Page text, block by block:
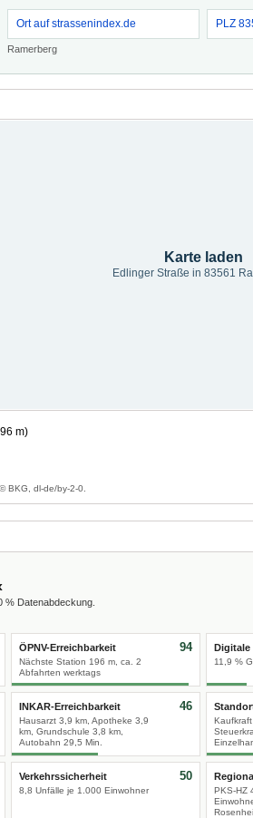
Ort auf strassenindex.de
Ramerberg
PLZ
Karte laden
Edlinger Straße in 83561
m)
BKG, dl-de/by-2-0.
% Datenabdeckung.
ÖPNV-Erreichbarkeit
Nächste Station 196 m, ca. 2
Abfahrten werktags
94
11,9 %
INKAR-Erreichbarkeit
Hausarzt 3,9 km, Apotheke 3,9
km, Grundschule 3,8 km,
Autobahn 29,5 Min.
46
Kaufkraft
Verkehrssicherheit
8,8 Unfälle je 1.000 Einwohner
50
PKS-HZ